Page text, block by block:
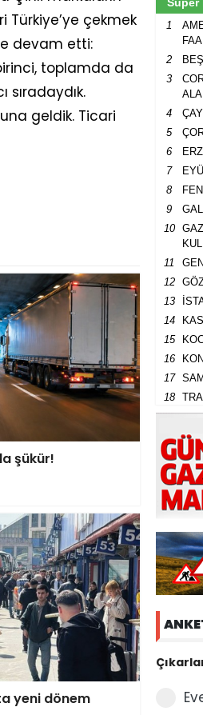
Türkiye’ye çekmek
devam etti:
toplamda da
sıradaydık.
geldik. Ticari
şükür!
yeni dönem
1
2
3
4
5
6
7
8
9
10
11
12
13
14
15
16
17
18